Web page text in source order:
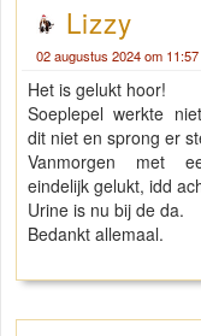
Lizzy
02 augustus 2024 om 11:57
Het is gelukt hoor!
Soeplepel werkte
dit niet en sprong er
Vanmorgen met
eindelijk gelukt, idd
Urine is nu bij de da.
Bedankt allemaal.